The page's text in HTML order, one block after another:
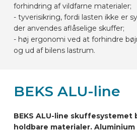
forhindring af vildfarne materialer;
- tyverisikring, fordi lasten ikke er
der anvendes aflåselige skuffer;
- høj ergonomi ved at forhindre
og ud af bilens lastrum.
BEKS ALU-line
BEKS ALU-line
holdbare materialer.